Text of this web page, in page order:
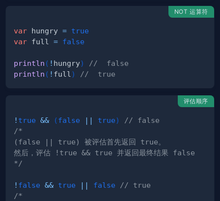
NOT 运算符
var hungry = true
var full = false
println ( ! hungry)
//  false
println ( ! full ) //  true
评估顺序
! true && (false || true)
// false
*/
! false && true || false
// true